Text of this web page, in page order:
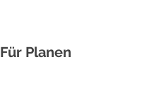
Für Planen